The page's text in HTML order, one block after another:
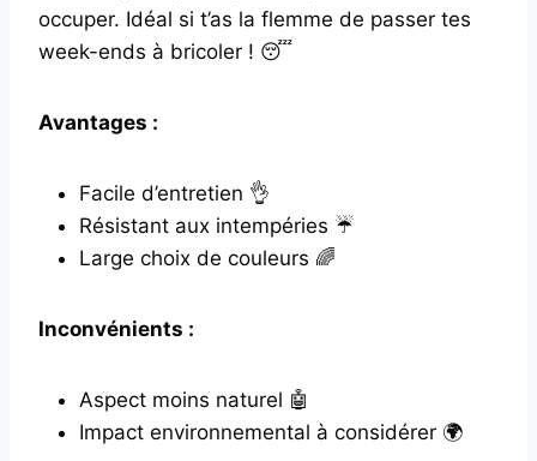
occuper. Idéal si t’as la flemme de passer tes
week-ends à bricoler ! 😴
Avantages :
Facile d’entretien 👌
Résistant aux intempéries ☔
Large choix de couleurs 🌈
Inconvénients :
Aspect moins naturel 🤖
Impact environnemental à considérer 🌍